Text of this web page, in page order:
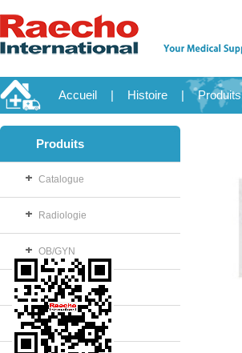
Accueil | Histoire | Produits
Produits
Catalogue
Radiologie
OB/GYN
Consommable
Salle d'opération